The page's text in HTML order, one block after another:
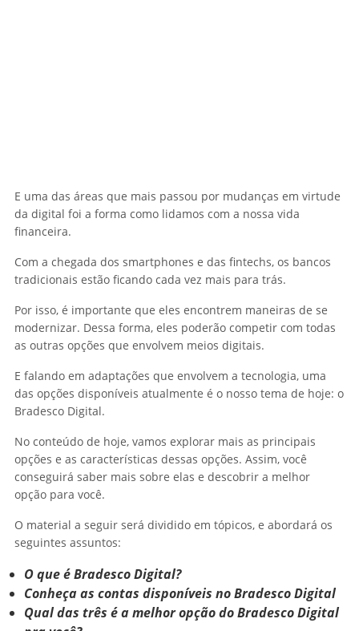
E uma das áreas que mais passou por mudanças em virtude
da digital foi a forma como lidamos com a nossa vida
financeira.
Com a chegada dos smartphones e das fintechs, os bancos
tradicionais estão ficando cada vez mais para trás.
Por isso, é importante que eles encontrem maneiras de se
modernizar. Dessa forma, eles poderão competir com todas
as outras opções que envolvem meios digitais.
E falando em adaptações que envolvem a tecnologia, uma
das opções disponíveis atualmente é o nosso tema de hoje: o
Bradesco Digital.
No conteúdo de hoje, vamos explorar mais as principais
opções e as características dessas opções. Assim, você
conseguirá saber mais sobre elas e descobrir a melhor
opção para você.
O material a seguir será dividido em tópicos, e abordará os
seguintes assuntos:
O que é Bradesco Digital?
Conheça as contas disponíveis no Bradesco Digital
Qual das três é a melhor opção do Bradesco Digital